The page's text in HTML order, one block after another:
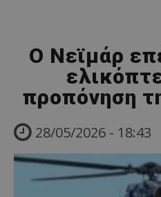
Ο Νεϊμάρ
προπόνηση
28/05/2026 - 18:43